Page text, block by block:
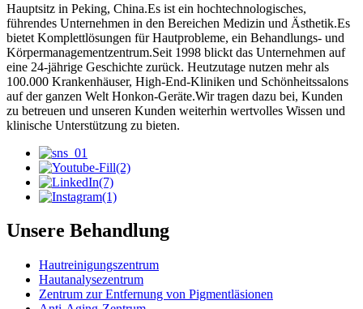
Hauptsitz in Peking, China.Es ist ein hochtechnologisches,
führendes Unternehmen in den Bereichen Medizin und Ästhetik.Es
bietet Komplettlösungen für Hautprobleme, ein Behandlungs- und
Körpermanagementzentrum.Seit 1998 blickt das Unternehmen auf
eine 24-jährige Geschichte zurück. Heutzutage nutzen mehr als
100.000 Krankenhäuser, High-End-Kliniken und Schönheitssalons
auf der ganzen Welt Honkon-Geräte.Wir tragen dazu bei, Kunden
zu betreuen und unseren Kunden weiterhin wertvolles Wissen und
klinische Unterstützung zu bieten.
Unsere Behandlung
Hautreinigungszentrum
Hautanalysezentrum
Zentrum zur Entfernung von Pigmentläsionen